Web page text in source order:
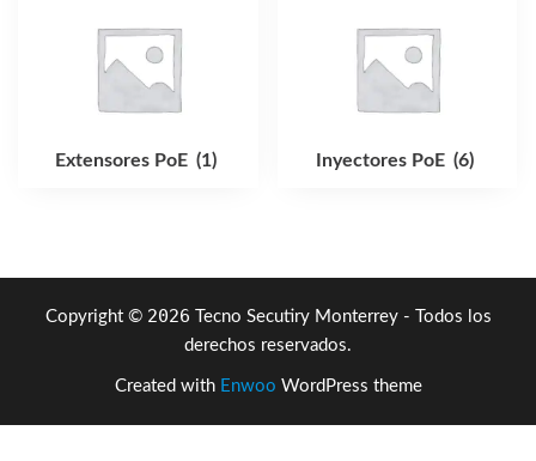
Extensores PoE (1) Inyectores PoE (6)
Copyright © 2026 Tecno Secutiry Monterrey - Todos los
derechos reservados.
Created with Enwoo WordPress theme